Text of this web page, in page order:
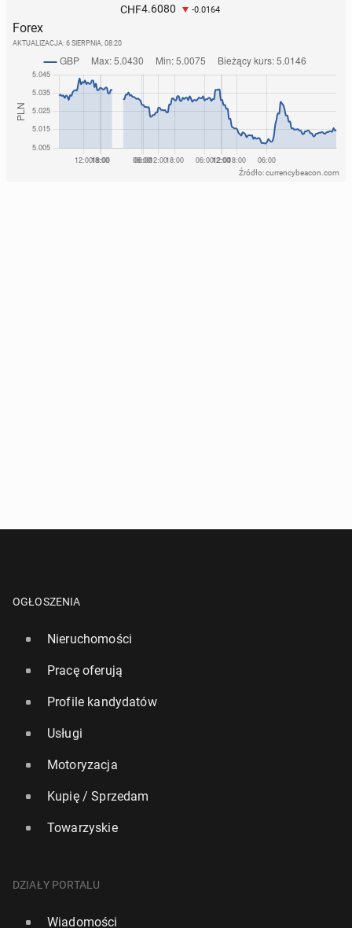
CHF4.6080 -0.0164
Forex
AKTUALIZACJA: 6 SIERPNIA, 08:20
Źródło: currencybeacon.com
OGŁOSZENIA
Nieruchomości
Pracę oferują
Profile kandydatów
Usługi
Motoryzacja
Kupię / Sprzedam
Towarzyskie
DZIAŁY PORTALU
Wiadomości